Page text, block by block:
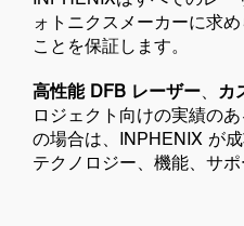
ォトニクスメーカーに求
ことを保証します。
高性能 DFB レーザー、 カ
ロジェクト向けの実績の
の場合は、INPHENIX が
テクノロジー、機能、サポ